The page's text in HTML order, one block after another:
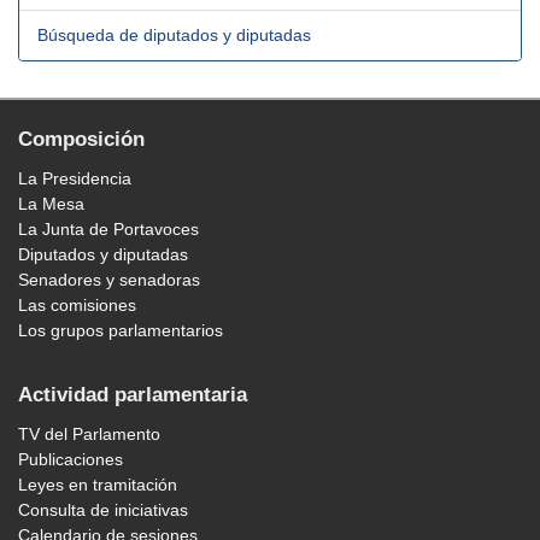
Búsqueda de diputados y diputadas
Composición
La Presidencia
La Mesa
La Junta de Portavoces
Diputados y diputadas
Senadores y senadoras
Las comisiones
Los grupos parlamentarios
Actividad parlamentaria
TV del Parlamento
Publicaciones
Leyes en tramitación
Consulta de iniciativas
Calendario de sesiones